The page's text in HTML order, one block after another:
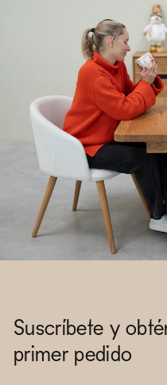
Suscríbete y
primer pedido